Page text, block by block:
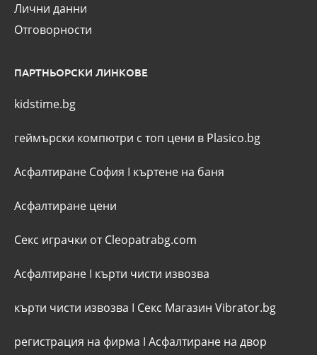
Лични данни
Отговорности
ПАРТНЬОРСКИ ЛИНКОВЕ
kidstime.bg
геймърски компютри с топ цени в Plasico.bg
Асфалтиране София I къртене на баня
Асфалтиране цени
Секс играчки от Cleopatrabg.com
Асфалтиране I кърти чисти извозва
кърти чисти извозва I Секс Магазин Vibrator.bg
регистрация на фирма I Асфалтиране на двор